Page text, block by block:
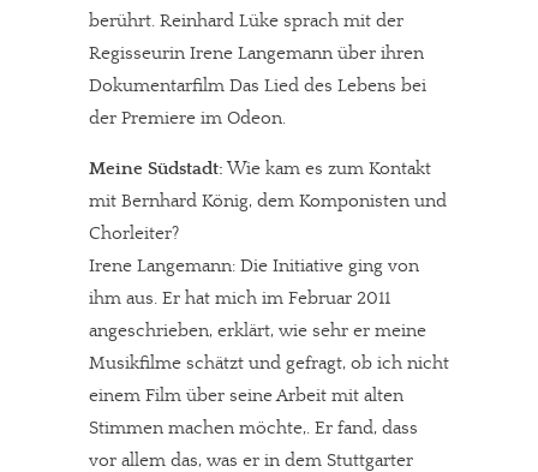
berührt. Reinhard Lüke sprach mit der
Regisseurin Irene Langemann über ihren
Dokumentarfilm Das Lied des Lebens bei
der Premiere im Odeon.
Meine Südstadt:Wie kam es zum Kontakt
mit Bernhard König, dem Komponisten und
Chorleiter?
Irene Langemann: Die Initiative ging von
ihm aus. Er hat mich im Februar 2011
angeschrieben, erklärt, wie sehr er meine
Musikfilme schätzt und gefragt, ob ich nicht
einem Film über seine Arbeit mit alten
Stimmen machen möchte,. Er fand, dass
vor allem das, was er in dem Stuttgarter